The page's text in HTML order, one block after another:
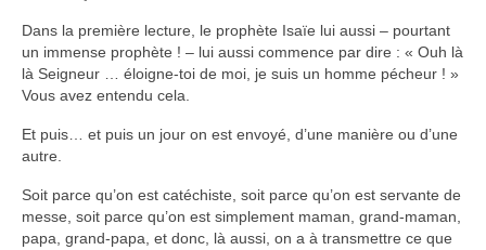
Dans la première lecture, le prophète Isaïe lui aussi – pourtant
un immense prophète ! – lui aussi commence par dire : « Ouh là
là Seigneur … éloigne-toi de moi, je suis un homme pécheur ! »
Vous avez entendu cela.
Et puis… et puis un jour on est envoyé, d’une manière ou d’une
autre.
Soit parce qu’on est catéchiste, soit parce qu’on est servante de
messe, soit parce qu’on est simplement maman, grand-maman,
papa, grand-papa, et donc, là aussi, on a à transmettre ce que